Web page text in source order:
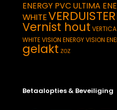
ENERGY PVC ULTIMA
WHITE
Vernist hout
WHITEVISION ENERGYVISION
gelakt ZOZ
Betaalopties & Beveiliging